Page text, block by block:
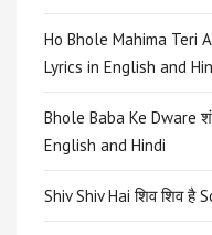
Ho Bhole Mahima Teri
Lyrics in English and
Bhole Baba Ke Dware
English and Hindi
Shiv Shiv Hai शिव शिव है